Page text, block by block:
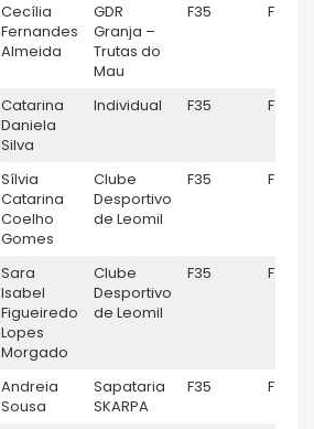
Cecília
Fernandes
Almeida
GDR
Granja –
Trutas do
Mau
F35 F
Catarina
Daniela
Silva
Individual F35 F
Sílvia
Catarina
Coelho
Gomes
Clube
Desportivo
de Leomil
F35 F
Sara
Isabel
Figueiredo
Lopes
Morgado
Clube
Desportivo
de Leomil
F35 F
Andreia
Sousa
Sapataria
SKARPA
F35 F